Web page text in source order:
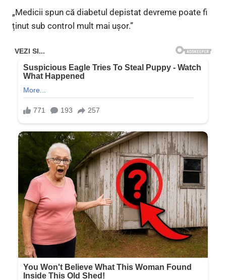
„Medicii spun că diabetul depistat devreme poate fi
ținut sub control mult mai ușor.”